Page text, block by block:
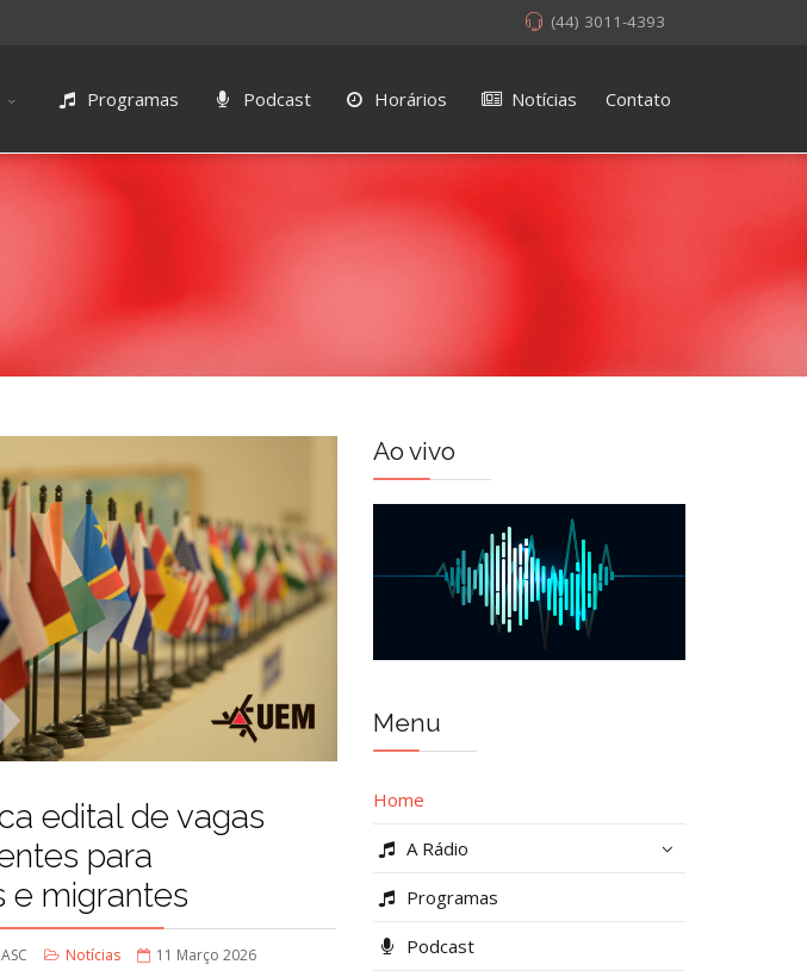
(44) 3011-4393
Programas Podcast Horários Notícias Contato
edital de vagas
para
e migrantes
Notícias
11 Março 2026
Ao vivo
Menu
Home
A Rádio
Programas
Podcast